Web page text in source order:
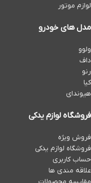
لوازم موتور
مدل های خودرو
ولوو
داف
رنو
کیا
هیوندای
فروشگاه لوازم یدکی
فروش ویژه
فروشگاه لوازم یدکی
حساب کاربری
علاقه مندی ها